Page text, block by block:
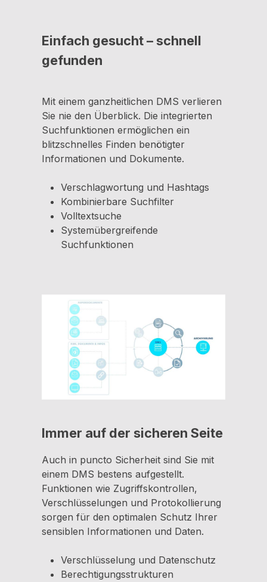
Einfach gesucht – schnell
gefunden
Mit einem ganzheitlichen DMS verlieren
Sie nie den Überblick. Die integrierten
Suchfunktionen ermöglichen ein
blitzschnelles Finden benötigter
Informationen und Dokumente.
Verschlagwortung und Hashtags
Kombinierbare Suchfilter
Volltextsuche
Systemübergreifende
Suchfunktionen
Immer auf der sicheren Seite
Auch in puncto Sicherheit sind Sie mit
einem DMS bestens aufgestellt.
Funktionen wie Zugriffskontrollen,
Verschlüsselungen und Protokollierung
sorgen für den optimalen Schutz Ihrer
sensiblen Informationen und Daten.
Verschlüsselung und Datenschutz
Berechtigungsstrukturen